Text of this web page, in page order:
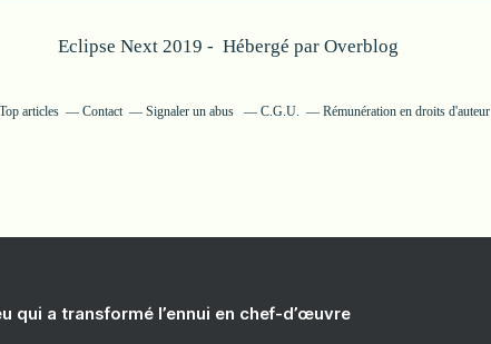
Eclipse Next 2019 - Hébergé par Overblog
Top articles Contact Signaler un abus C.G.U. Rémunération en droits d'auteur
qui a transformé l’ennui en chef-d’œuvre